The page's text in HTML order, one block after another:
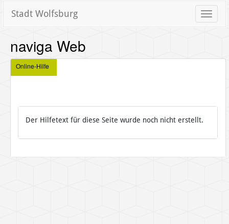
Toggle
Stadt Wolfsburg
naviga Web
Online-Hilfe
Der Hilfetext für diese Seite wurde noch nicht erstellt.